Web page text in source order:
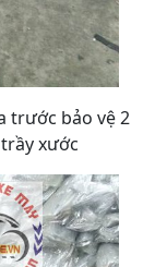
trước bảo vệ 2
xước